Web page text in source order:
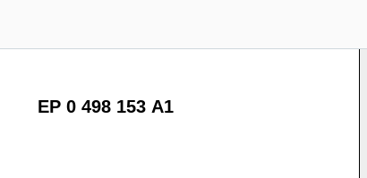
EP 0 498 153 A1